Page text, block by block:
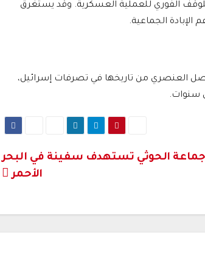
الفوري للعملية العسكرية. وقد يستغرق
الجماعية.
العنصري من تاريخها في تصرفات إسرائيل،
سنوات.
جماعة الحوثي تستهدف سفينة في البحر
الأحمر